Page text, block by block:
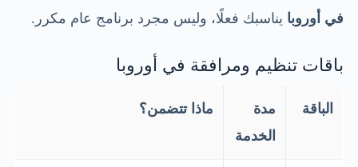
في أوروبا يناسبك فعلًا، وليس مجرد برنامج عام مكرر.
باقات تنظيم ومرافقة في أوروبا
الباقة
مدة
الخدمة
ماذا تتضمن؟